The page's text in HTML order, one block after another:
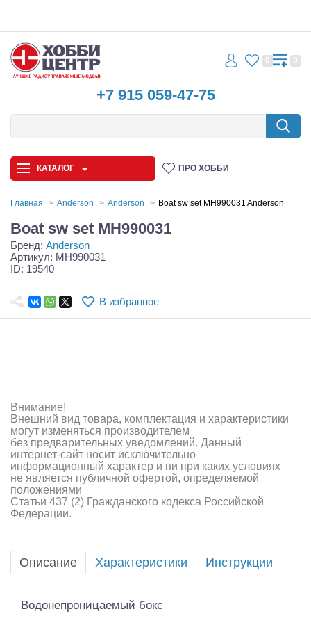
+7 915 059-47-75
0 0
КАТАЛОГ ПРО ХОББИ
Автомодели
Запчасти и аксессуары
Самолеты
Конструкторы
Аппаратура и электроника
Аккумуляторы и батарейки
Зарядные устройства и блоки питания
Двигатели
Технические жидкости
Оптовая продажа запчастей для моделей
Главная Anderson Anderson Boat sw set MH990031 Anderson
Boat sw set MH990031
Бренд: Anderson
Артикул: MH990031
ID: 19540
В избранное
Внимание!
Внешний вид товара, комплектация и характеристики
могут изменяться производителем
без предварительных уведомлений. Данный
интернет-сайт носит исключительно
информационный характер и ни при каких условиях
не является публичной офертой, определяемой
положениями
Статьи 437 (2) Гражданского кодекса Российской
Федерации.
Описание Характеристики Инструкции
Водонепроницаемый бокс